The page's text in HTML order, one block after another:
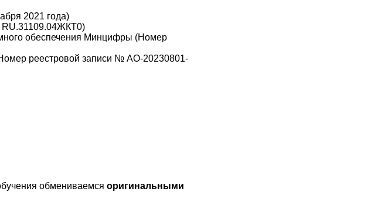
2021 года)
обеспечения Минцифры (Номер
реестровой записи № АО-20230801-
обмениваемся оригинальными